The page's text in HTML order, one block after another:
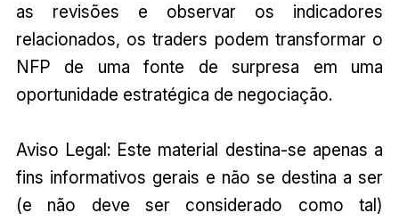
as revisões e observar os indicadores
relacionados, os traders podem transformar o
NFP de uma fonte de surpresa em uma
oportunidade estratégica de negociação.
Aviso Legal: Este material destina-se apenas a
fins informativos gerais e não se destina a ser
(e não deve ser considerado como tal)